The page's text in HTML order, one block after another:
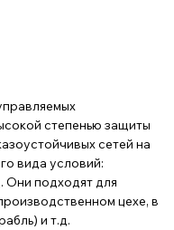
степенью защиты
сетей на
вида условий:
Они подходят для
цехе, в
и т.д.